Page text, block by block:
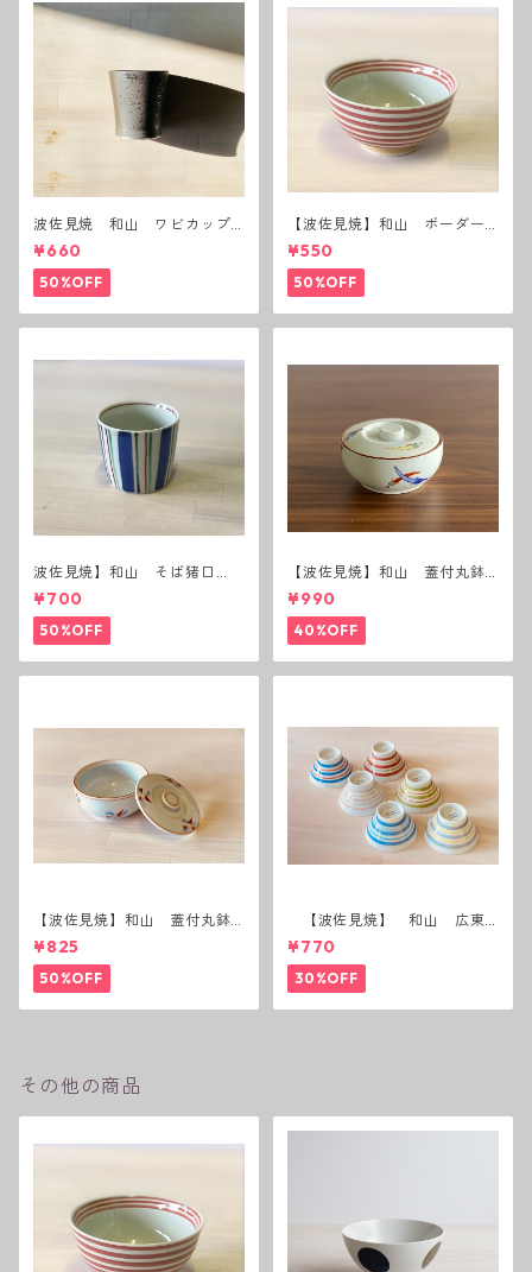
波佐見焼 和山 ワビカップ
黒錆 3種(アウトレット）
¥660
50%OFF
【波佐見焼】和山 ボーダー
茶碗 赤
¥550
50%OFF
波佐見焼】和山 そば猪口
（十草）
¥700
50%OFF
【波佐見焼】和山 蓋付丸鉢
(唐辛子)
¥990
40%OFF
【波佐見焼】和山 蓋付丸鉢
(花絵)
¥825
50%OFF
【波佐見焼】 和山 広東
碗 二色ボーダー 全6パター
ン
¥770
30%OFF
その他の商品